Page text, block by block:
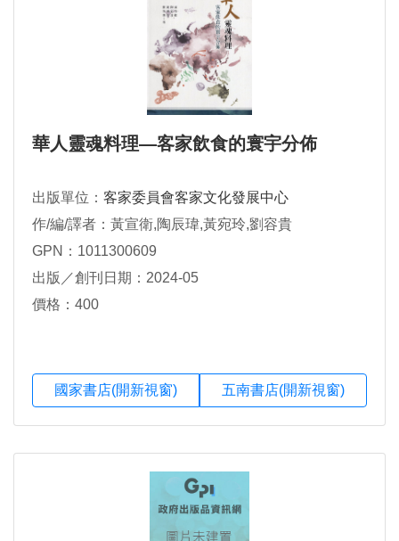
華人靈魂料理—客家飲食的寰宇分佈
出版單位： 客家委員會客家文化發展中心
作/編/譯者：黃宣衛,陶辰瑋,黃宛玲,劉容貴
GPN：1011300609
出版／創刊日期：2024-05
價格：400
國家書店(開新視窗) 五南書店(開新視窗)